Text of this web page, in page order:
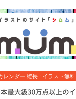
レンダー 縦長 : イラスト無料